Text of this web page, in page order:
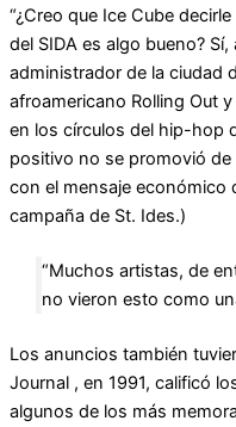
“¿Creo que Ice Cube
del SIDA es algo bueno?
administrador de la ciudad
afroamericano Rolling Out
en los círculos del hip-hop
positivo no se promovió
con el mensaje económico
campaña de St. Ides.)
“Muchos artistas, de
no vieron esto como
Los anuncios también
Journal , en 1991, calificó
algunos de los más